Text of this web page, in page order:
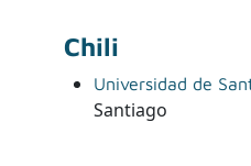
Chili
Universidad de
Santiago